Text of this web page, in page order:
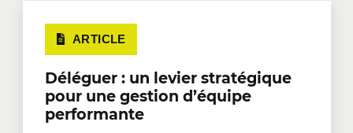
ARTICLE
Déléguer : un levier stratégique
pour une gestion d’équipe
performante